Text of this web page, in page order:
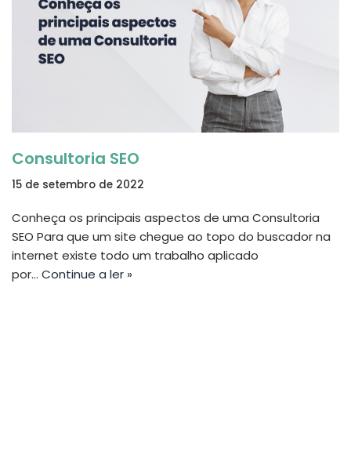
Consultoria SEO
15 de setembro de 2022
Conheça os principais aspectos de uma Consultoria
SEO Para que um site chegue ao topo do buscador na
internet existe todo um trabalho aplicado
por… Continue a ler »